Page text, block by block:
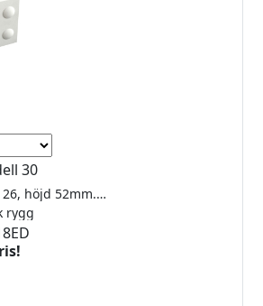
30
Längd 52, bredd 26, höjd 52mm. För 8-12.76mm glas. RAL9016 Vit pulverlack. Underplatta ingår.
rygg